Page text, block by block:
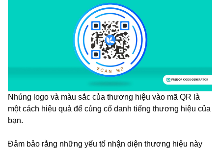
Nhúng logo và màu sắc của thương hiệu vào mã QR là
một cách hiệu quả để củng cố danh tiếng thương hiệu của
bạn.
Đảm bảo rằng những yếu tố nhận diện thương hiệu này